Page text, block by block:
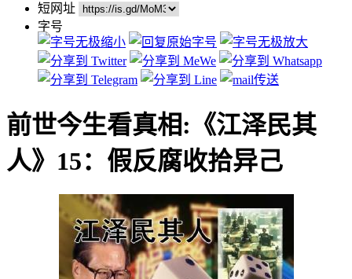
短网址
字号
前世今生看真相:《江泽民其
人》15：假反腐收拾异己